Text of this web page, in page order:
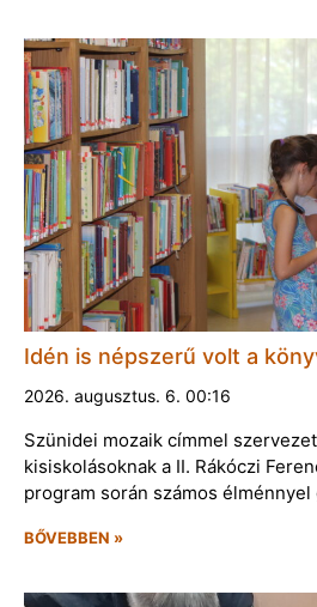
Idén is népszerű volt a
2026. augusztus. 6. 00:16
Szünidei mozaik címmel
kisiskolásoknak a II. Rákóczi
program során számos
BŐVEBBEN »